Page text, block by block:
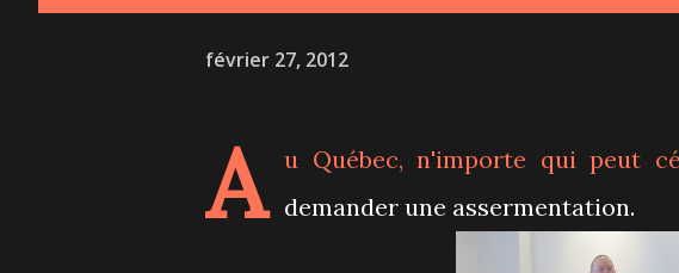
février 27, 2012
A
u Québec, n'importe qui peut
demander une assermentation.